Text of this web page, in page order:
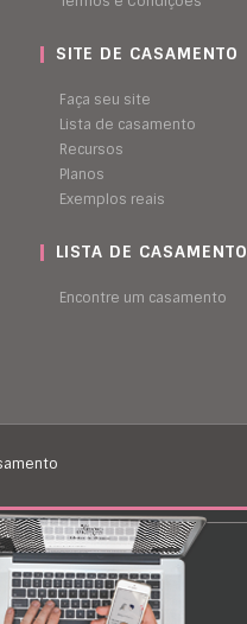
SITE DE CASAMENTO
Faça seu site
Lista de casamento
Recursos
Planos
Exemplos reais
LISTA DE CASAMENTO
Encontre um casamento